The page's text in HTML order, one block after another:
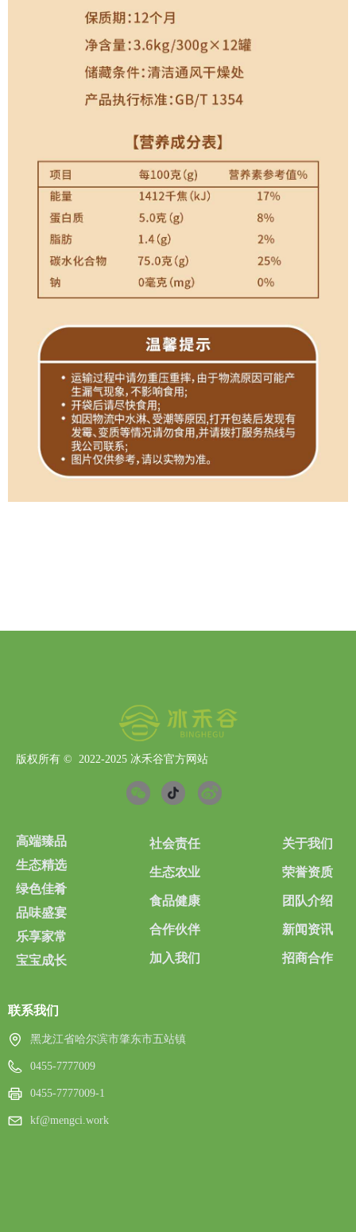
版权所有 ©  2022-2025 冰禾谷官方网站
高端臻品
生态精选
绿色佳肴
品味盛宴
乐享家常
宝宝成长
社会责任
生态农业
食品健康
合作伙伴
加入我们
关于我们
荣誉资质
团队介绍
新闻资讯
招商合作
联系我们
黑龙江省哈尔滨市肇东市五站镇
0455-7777009
0455-7777009-1
kf@mengci.work